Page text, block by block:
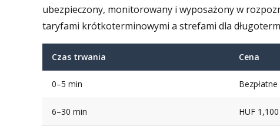
ubezpieczony, monitorowany i wyposażony w
taryfami krótkoterminowymi a strefami dla
Czas trwania Cena
0–5 min
6–30 min HUF 1,100